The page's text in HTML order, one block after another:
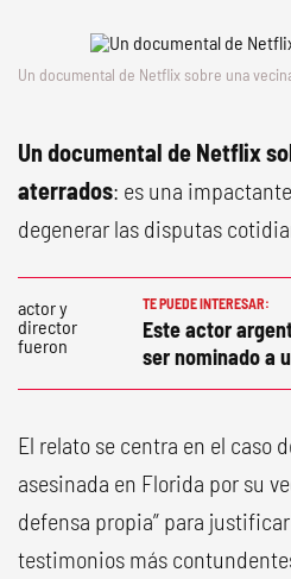
Un documental de Netflix sobre una
Un documental de Netflix
aterrados: es una
degenerar las disputas
TE PUEDE INTERESAR:
Este actor
ser nominado a
El relato se centra en el caso
asesinada en Florida por su
defensa propia” para
testimonios más